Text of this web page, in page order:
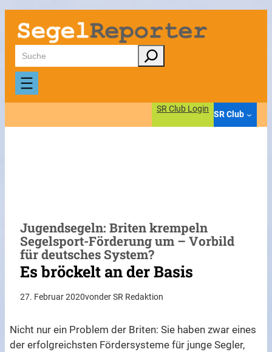
Zum
Inhalt
springen
Suchen
SR Club Login
SR Club
Jugendsegeln: Briten krempeln
Segelsport-Förderung um – Vorbild
für deutsches System?
Es bröckelt an der Basis
27. Februar 2020vonder SR Redaktion
Nicht nur ein Problem der Briten: Sie haben zwar eines
der erfolgreichsten Fördersysteme für junge Segler,